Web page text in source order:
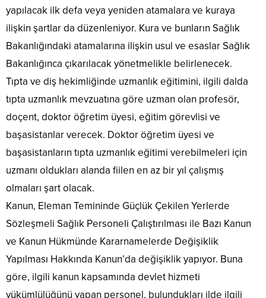
yapılacak ilk defa veya yeniden atamalara ve kuraya
ilişkin şartlar da düzenleniyor. Kura ve bunların Sağlık
Bakanlığındaki atamalarına ilişkin usul ve esaslar Sağlık
Bakanlığınca çıkarılacak yönetmelikle belirlenecek.
Tıpta ve diş hekimliğinde uzmanlık eğitimini, ilgili dalda
tıpta uzmanlık mevzuatına göre uzman olan profesör,
doçent, doktor öğretim üyesi, eğitim görevlisi ve
başasistanlar verecek. Doktor öğretim üyesi ve
başasistanların tıpta uzmanlık eğitimi verebilmeleri için
uzmanı oldukları alanda fiilen en az bir yıl çalışmış
olmaları şart olacak.
Kanun, Eleman Temininde Güçlük Çekilen Yerlerde
Sözleşmeli Sağlık Personeli Çalıştırılması ile Bazı Kanun
ve Kanun Hükmünde Kararnamelerde Değişiklik
Yapılması Hakkında Kanun’da değişiklik yapıyor. Buna
göre, ilgili kanun kapsamında devlet hizmeti
yükümlülüğünü yapan personel, bulundukları ilde ilgili